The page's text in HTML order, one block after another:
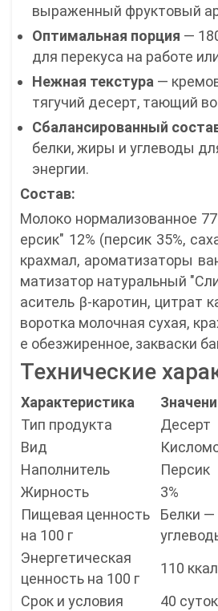
выраженный фруктовый
Оптимальная порция —
для перекуса на работе
Нежная текстура —
тягучий десерт, тающий во
Сбалансированный
белки, жиры и углеводы
энергии.
Состав:
Молоко нормализованное
ерсик" 12% (персик 35%,
крахмал, ароматизаторы
матизатор натуральный
аситель β-каротин, цитрат
воротка молочная сухая,
е обезжиренное, закваски
Технические
Характеристика
Тип продукта
Десерт
Вид
Наполнитель
Персик
Жирность
3%
Пищевая ценность
на 100 г
Белки —
Энергетическая
ценность на 100 г
110
Срок и условия
40